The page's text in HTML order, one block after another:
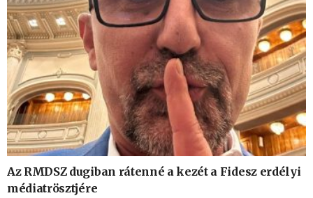
Az RMDSZ dugiban rátenné a kezét a Fidesz erdélyi
médiatrösztjére